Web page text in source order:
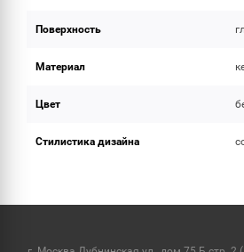
Поверхность
Материал
Цвет
Стилистика дизайна